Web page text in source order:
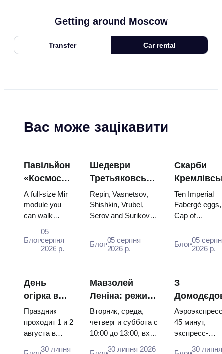
Getting around Moscow
Transfer Car rental
Вас може зацікавити
Павільйон
«Космос»
на ВДНГ:
всередині
найбільшої
космічної
виставки
A full-size Mir
module you
can walk
Energia–Buran
model,
capsules and
120 pieces of
flight...
Блог
05
серпня
2026 р.
Шедеври
Третьяковської
галереї:
картини,
заради яких
планувати
подорож
Repin, Vasnetsov,
Shishkin, Vrubel,
Serov and Surikov
stop people, where
they hang, and why
Блог 05 серпня
2026 р.
Скарби
зброї:
Фаберже,
трони та
вбрання
Ten Imperial
Fabergé
Cap of
double throne
two boy tsars
Catherine...
Блог05
2026 р.
День
огірка в
Суздалі
2026:
квитки,
дати та як
Праздник
проходит 1 и 2
августа в
30 липня
Мавзолей
Леніна: режим
роботи, вхід та
головна
плутанина з
Кремлем
Вторник, среда,
четверг и суббота с
10:00 до 13:00, вход
30 липня 2026
З
до центру
Москви:
автобус
45 минут,
экспресс-
30 липня